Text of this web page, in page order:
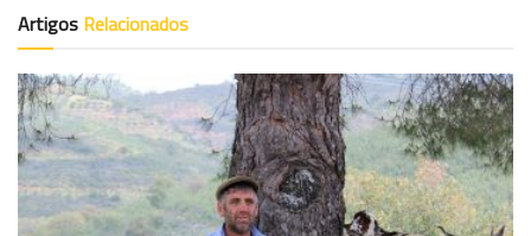
Artigos Relacionados